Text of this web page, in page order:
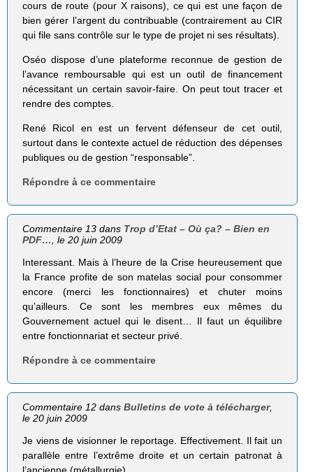
cours de route (pour X raisons), ce qui est une façon de
bien gérer l’argent du contribuable (contrairement au CIR
qui file sans contrôle sur le type de projet ni ses résultats).
Oséo dispose d’une plateforme reconnue de gestion de
l’avance remboursable qui est un outil de financement
nécessitant un certain savoir-faire. On peut tout tracer et
rendre des comptes.
René Ricol en est un fervent défenseur de cet outil,
surtout dans le contexte actuel de réduction des dépenses
publiques ou de gestion “responsable”.
Répondre à ce commentaire
Commentaire 13 dans Trop d’Etat – Où ça? – Bien en
PDF…
, le 20 juin 2009
Interessant. Mais à l’heure de la Crise heureusement que
la France profite de son matelas social pour consommer
encore (merci les fonctionnaires) et chuter moins
qu’ailleurs. Ce sont les membres eux mêmes du
Gouvernement actuel qui le disent… Il faut un équilibre
entre fonctionnariat et secteur privé.
Répondre à ce commentaire
Commentaire 12 dansBulletins de vote à télécharger,
le 20 juin 2009
Je viens de visionner le reportage. Effectivement. Il fait un
parallèle entre l’extrême droite et un certain patronat à